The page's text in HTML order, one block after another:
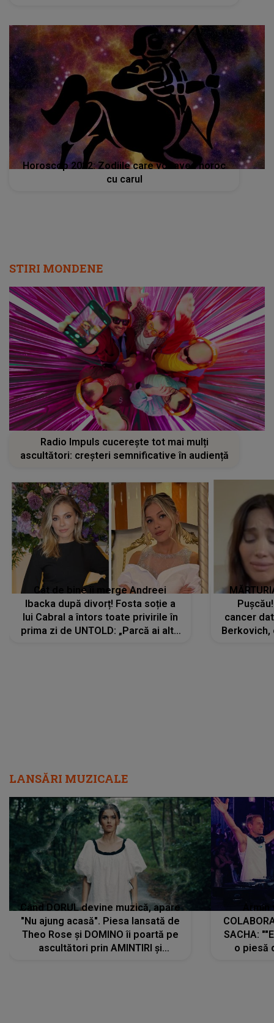
Horoscop 2022: Zodiile care vor avea noroc
cu carul
STIRI MONDENE
Radio Impuls cucerește tot mai mulți
ascultători: creșteri semnificative în audiență
Cât de bine îi merge Andreei
Ibacka după divorț! Fosta soție a
lui Cabral a întors toate privirile în
prima zi de UNTOLD: „Parcă ai altă
cancer
LANSĂRI MUZICALE
Când DORUL devine muzică, apare
"Nu ajung acasă". Piesa lansată de
Theo Rose și DOMINO îi poartă pe
ascultători prin AMINTIRI și
SACHA:
o piesă